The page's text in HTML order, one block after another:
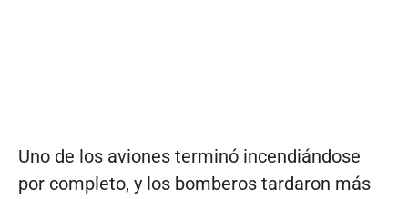
Uno de los aviones terminó incendiándose
por completo, y los bomberos tardaron más